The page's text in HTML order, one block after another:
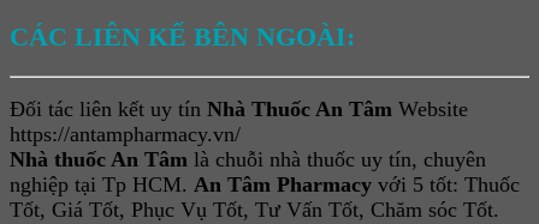
CÁC LIÊN KẾ BÊN NGOÀI:
Đối tác liên kết uy tín Nhà Thuốc An Tâm Website
https://antampharmacy.vn/
Nhà thuốc An Tâm là chuỗi nhà thuốc uy tín, chuyên
nghiệp tại Tp HCM. An Tâm Pharmacy với 5 tốt: Thuốc
Tốt, Giá Tốt, Phục Vụ Tốt, Tư Vấn Tốt, Chăm sóc Tốt.